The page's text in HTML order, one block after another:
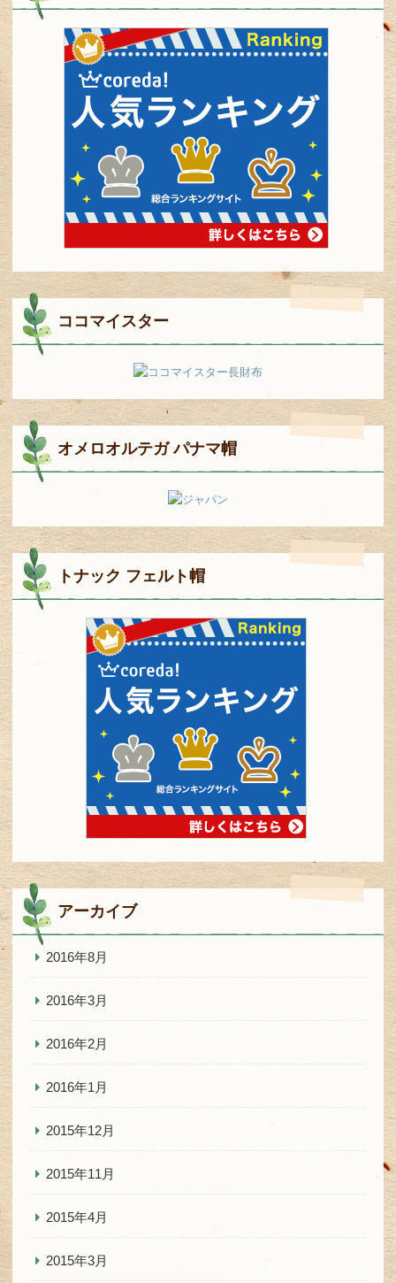
ココマイスター
オメロオルテガ パナマ帽
トナック フェルト帽
アーカイブ
2016年8月
2016年3月
2016年2月
2016年1月
2015年12月
2015年11月
2015年4月
2015年3月